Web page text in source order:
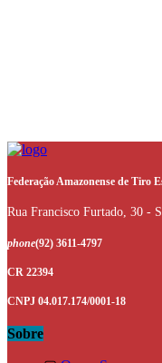
Federação Amazonense de Tiro
Rua Francisco Furtado, 30 -
phone(92) 3611-4797
CR 22394
CNPJ 04.017.174/0001-18
Sobre